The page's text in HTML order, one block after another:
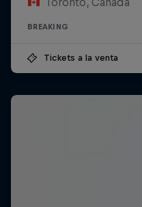
BREAKING
Tickets a la venta